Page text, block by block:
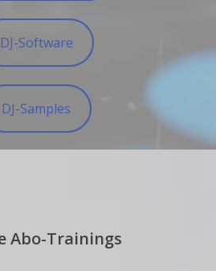
DJ-Software
DJ-Samples
Abo-Trainings